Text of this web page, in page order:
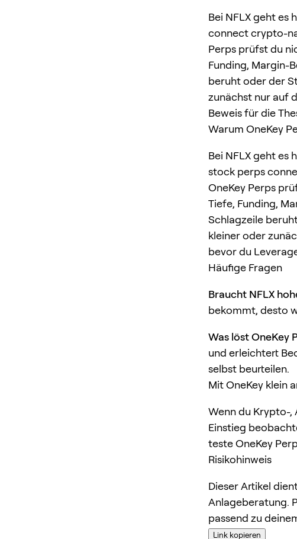
Bei NFLX geht es
connect crypto-
Perps prüfst du
Funding, Margin-
beruht oder der
zunächst nur auf
Beweis für die
Warum OneKey
Bei NFLX geht es
stock perps
OneKey Perps
Tiefe, Funding,
Schlagzeile
kleiner oder
bevor du
Häufige Fragen
Braucht NFLX
bekommt, desto
Was löst OneKey
und erleichtert
selbst beurteilen.
Mit OneKey klein
Wenn du Krypto-,
Einstieg
teste OneKey
Risikohinweis
Dieser Artikel
Anlageberatung.
passend zu
Link kopieren